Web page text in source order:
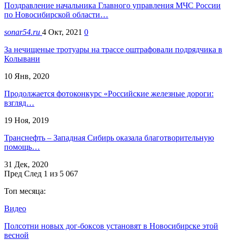
Поздравление начальника Главного управления МЧС России
по Новосибирской области…
sonar54.ru 4 Окт, 2021 0
За нечищеные тротуары на трассе оштрафовали подрядчика в
Колывани
10 Янв, 2020
Продолжается фотоконкурс «Российские железные дороги:
взгляд…
19 Ноя, 2019
Транснефть – Западная Сибирь оказала благотворительную
помощь…
31 Дек, 2020
Пред След 1 из 5 067
Топ месяца:
Видео
Полсотни новых дог-боксов установят в Новосибирске этой
весной